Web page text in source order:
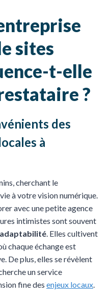
sites
t-elle
?
des
à
cherchant le
à votre vision numérique.
avec une petite agence
intimistes sont souvent
adaptabilité . Elles cultivent
chaque échange est
De plus, elles se révèlent
un service
fine des enjeux locaux